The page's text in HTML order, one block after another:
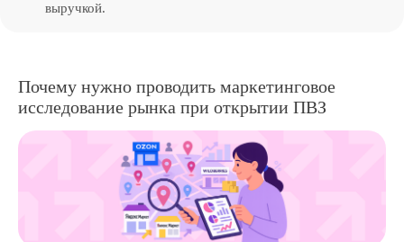
выручкой.
Почему нужно проводить маркетинговое
исследование рынка при открытии ПВЗ